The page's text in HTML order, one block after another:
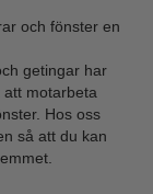
och fönster en
getingar har
motarbeta
Hos oss
så att du kan